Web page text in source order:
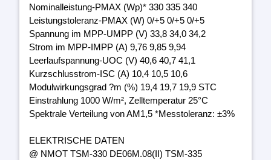
Nominalleistung-PMAX (Wp)* 330 335 340
Leistungstoleranz-PMAX (W) 0/+5 0/+5 0/+5
Spannung im MPP-UMPP (V) 33,8 34,0 34,2
Strom im MPP-IMPP (A) 9,76 9,85 9,94
Leerlaufspannung-UOC (V) 40,6 40,7 41,1
Kurzschlusstrom-ISC (A) 10,4 10,5 10,6
Modulwirkungsgrad ?m (%) 19,4 19,7 19,9 STC
Einstrahlung 1000 W/m², Zelltemperatur 25°C
Spektrale Verteilung von AM1,5 *Messtoleranz: ±3%
ELEKTRISCHE DATEN
@ NMOT TSM-330 DE06M.08(II) TSM-335